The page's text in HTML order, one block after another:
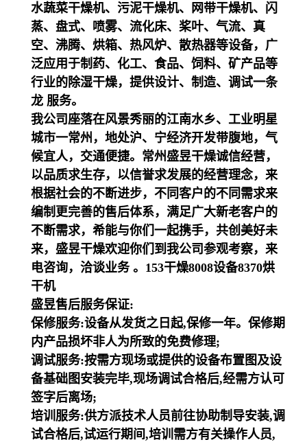
水蔬菜干燥机、污泥干燥机、网带干燥机、闪
蒸、盘式、喷雾、流化床、桨叶、气流、真
空、沸腾、烘箱、热风炉、散热器等设备，广
泛应用于制药、化工、食品、饲料、矿产品等
行业的除湿干燥，提供设计、制造、调试一条
龙 服务。
我公司座落在风景秀丽的江南水乡、工业明星
城市一常州，地处沪、宁经济开发带腹地，气
候宜人，交通便捷。常州盛昱干燥诚信经营，
以品质求生存，以信誉求发展的经营理念，来
根据社会的不断进步，不同客户的不同需求来
编制更完善的售后体系，满足广大新老客户的
不断需求，希能与你们一起携手，共创美好未
来，盛昱干燥欢迎你们到我公司参观考察，来
电咨询，洽谈业务 。153干燥8008设备8370烘
干机
盛昱售后服务保证:
保修服务:设备从发货之日起,保修一年。保修期
内产品损坏非人为所致的免费修理;
调试服务:按需方现场或提供的设备布置图及设
备基础图安装完毕,现场调试合格后,经需方认可
签字后离场;
培训服务:供方派技术人员前往协助制导安装,调
试合格后,试运行期间,培训需方有关操作人员,